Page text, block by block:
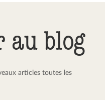
au blog
articles toutes les